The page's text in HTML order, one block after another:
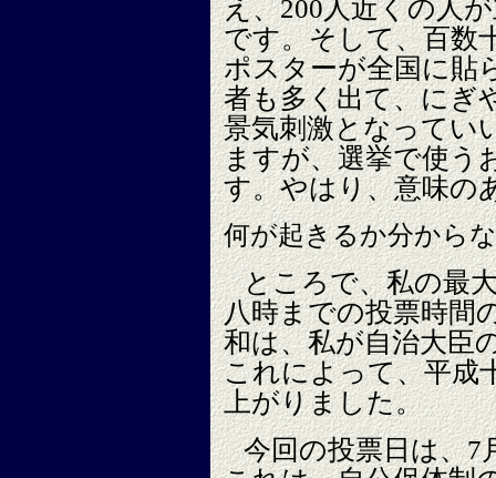
え、200人近くの人
です。そして、百数
ポスターが全国に貼
者も多く出て、にぎ
景気刺激となってい
ますが、選挙で使う
す。やはり、意味の
何が起きるか分から
ところで、私の最
八時までの投票時間
和は、私が自治大臣
これによって、平成
上がりました。
今回の投票日は、7